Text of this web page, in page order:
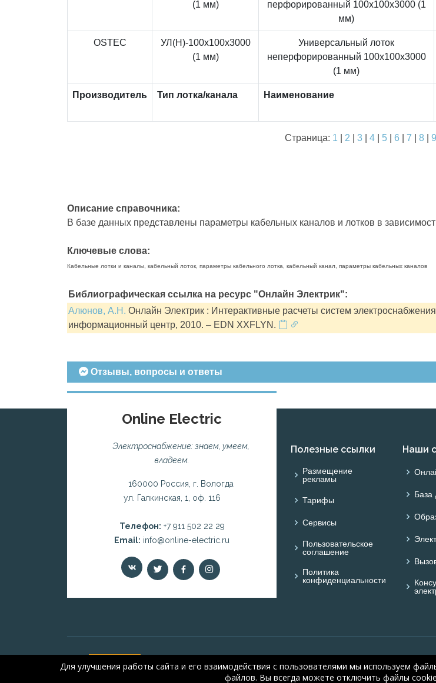
(1 мм)
перфорированный 100x100x3000 (1
мм)
OSTEC
УЛ(Н)-100x100x3000
(1 мм)
Универсальный лоток
неперфорированный 100x100x3000
(1 мм)
Производитель Тип лотка/канала Наименование
Страница: 1 2 3| 4| 5| 6 7 8| 9
Описание справочника:
В базе данных представлены параметры кабельных каналов и лотков в
Ключевые слова:
Кабельные лотки и каналы, кабельный лоток, параметры кабельного лотка, кабельный канал, параметры кабельных каналов
Библиографическая ссылка на ресурс "Онлайн Электрик":
Алюнов, А.Н. Онлайн Электрик : Интерактивные расчеты систем
информационный центр, 2010. – EDN XXFLYN.
Отзывы, вопросы и ответы
Online Electric
Электроснабжение: знаем, умеем,
владеем.
160000 Россия, г. Вологда
ул. Галкинская, 1, оф. 116
Телефон: +7 911 502 22 29
Email: info@online-electric.ru
Полезные ссылки
Размещение
рекламы
Тарифы
Сервисы
Пользовательское
соглашение
Политика
конфиденциальности
Наши
База
Для улучшения работы сайта и его взаимодействия с пользователями мы используем
файлов. Вы всегда можете отключить файлы